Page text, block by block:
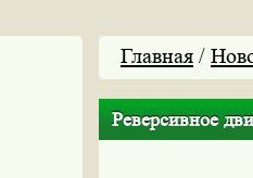
Главная /
Реверсивное